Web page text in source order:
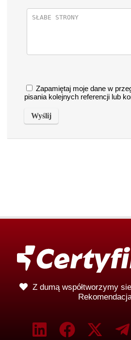
Zapamiętaj moje dane w
pisania kolejnych referencji lub
Z dumą współtworzymy